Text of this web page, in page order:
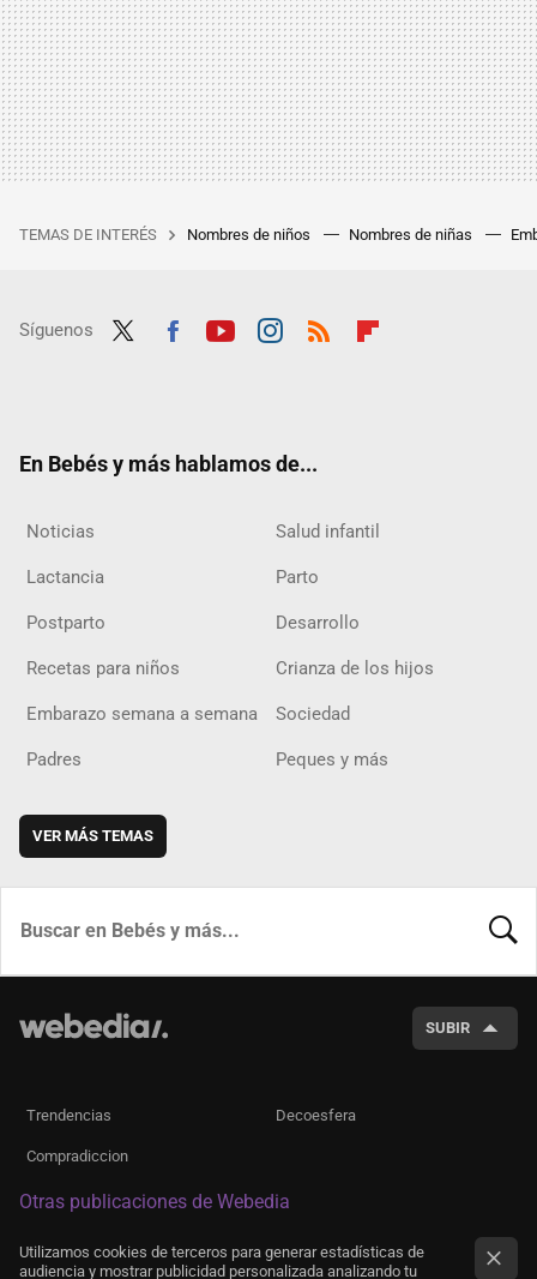
TEMAS DE INTERÉS Nombres de niños Nombres de niñas
Síguenos
En Bebés y más hablamos de...
Noticias Salud infantil
Lactancia Parto
Postparto Desarrollo
Recetas para niños Crianza de los hijos
Embarazo semana a semana Sociedad
Padres Peques y más
VER MÁS TEMAS
SUBIR
Trendencias Decoesfera
Compradiccion
Otras publicaciones de Webedia
Utilizamos cookies de terceros para generar estadísticas de
audiencia y mostrar publicidad personalizada analizando tu